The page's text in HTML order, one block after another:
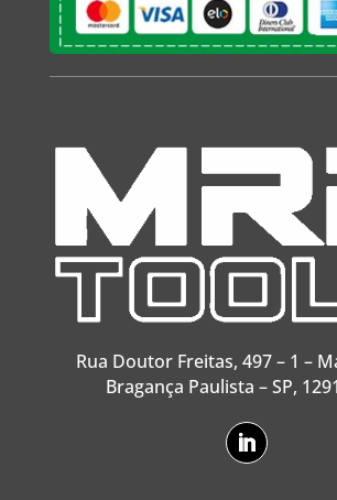
Rua Doutor Freitas, 497 – 1 –
Bragança Paulista – SP,